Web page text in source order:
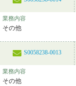
業務内容
その他
S0058238-0013
業務内容
その他